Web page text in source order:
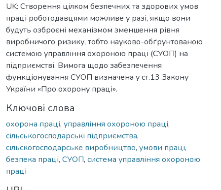
UK: Створення цілком безпечних та здорових умов
праці роботодавцями можливе у разі, якщо вони
будуть озброєні механізмом зменшення рівня
виробничого ризику, тобто науково-обґрунтованою
системою управління охороною праці (СУОП) на
підприємстві. Вимога щодо забезпечення
функціонування СУОП визначена у ст.13 Закону
України «Про охорону праці».
Ключові слова
охорона праці, управління охороною праці,
сільськогосподарські підприємства,
сільскогосподарське виробництво, умови праці,
безпека праці, СУОП, система управління охороною
праці